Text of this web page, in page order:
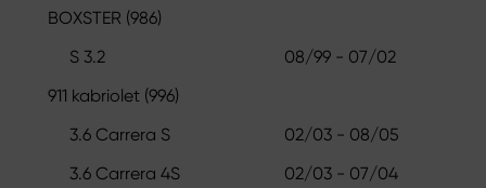
BOXSTER (986)
S 3.2
08/99 - 07/02
911 kabriolet (996)
3.6 Carrera S
02/03 - 08/05
3.6 Carrera 4S
02/03 - 07/04